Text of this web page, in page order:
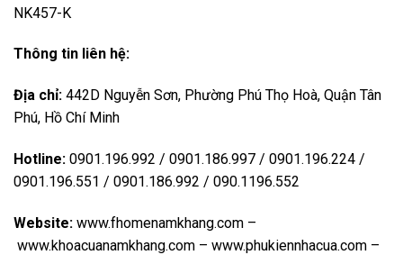
NK457-K
Thông tin liên hệ:
Địa chỉ: 442D Nguyễn Sơn, Phường Phú Thọ Hoà, Quận Tân
Phú, Hồ Chí Minh
Hotline: 0901.196.992 / 0901.186.997 / 0901.196.224 /
0901.196.551 / 0901.186.992 / 090.1196.552
Website: www.fhomenamkhang.com –
www.khoacuanamkhang.com – www.phukiennhacua.com –